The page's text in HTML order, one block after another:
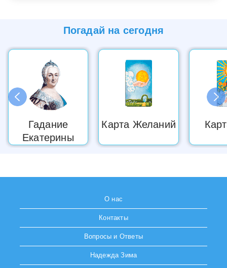
Погадай на сегодня
Гадание
Екатерины
Карта Желаний
О нас
Контакты
Вопросы и Ответы
Надежда Зима